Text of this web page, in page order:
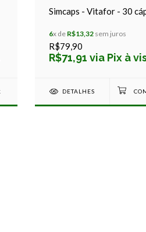
Simcaps - Vitafor - 30
6x de R$13,32 sem juros
R$79,90
R$71,91 via Pix à
DETALHES